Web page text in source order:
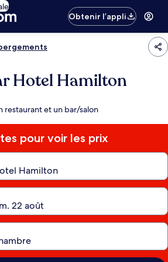
Obtenir l’appli
Hotel Hamilton
restaurant et un bar/salon
pour voir les prix